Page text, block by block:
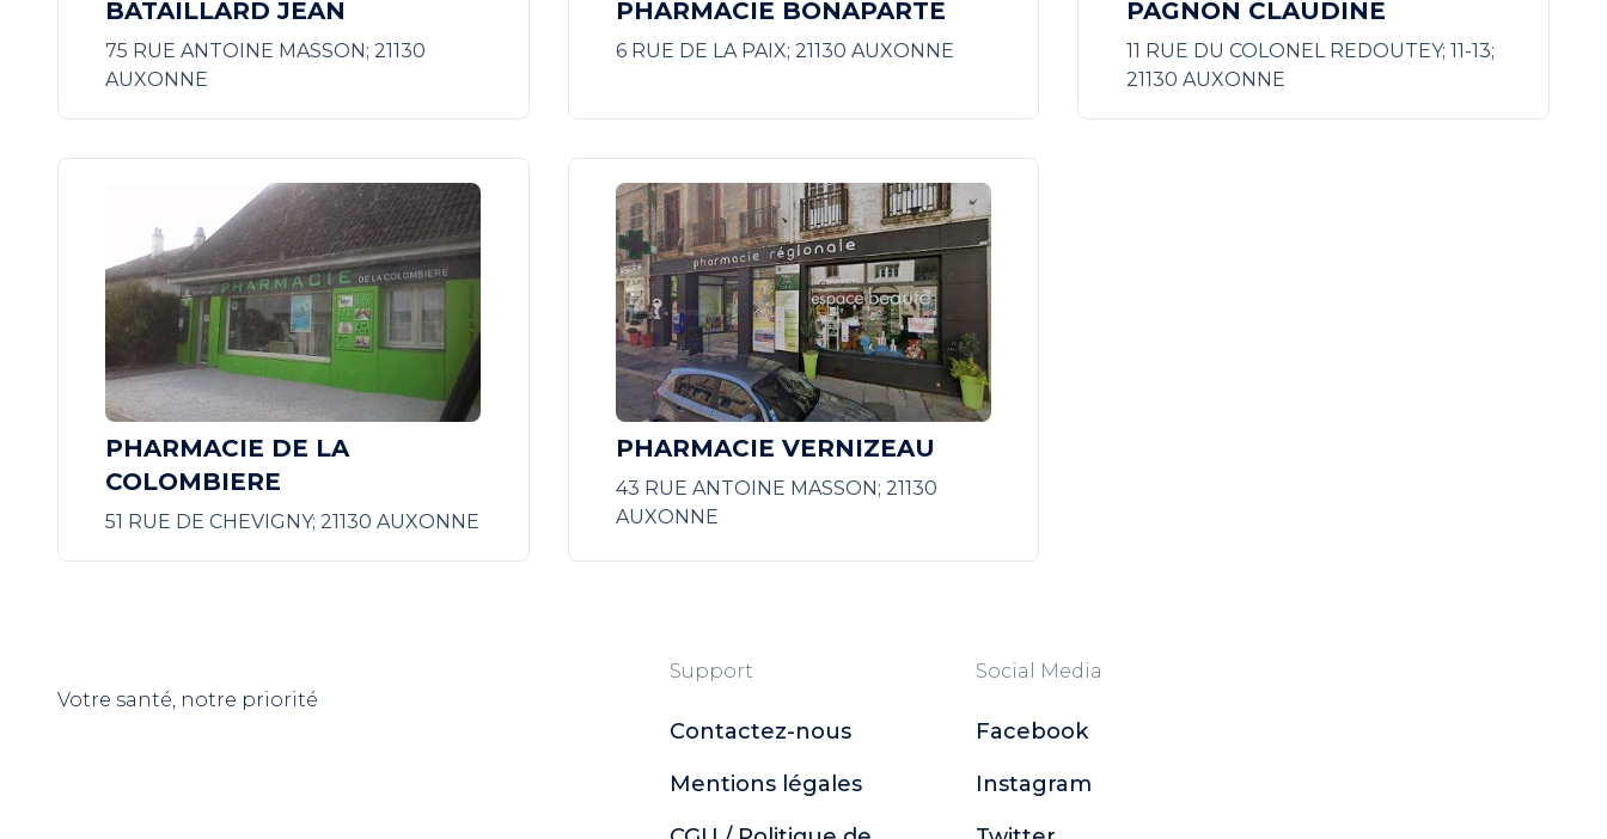
BATAILLARD JEAN
75 RUE ANTOINE MASSON; 21130
AUXONNE
PHARMACIE BONAPARTE
6 RUE DE LA PAIX; 21130 AUXONNE
PAGNON CLAUDINE
11 RUE DU COLONEL REDOUTEY; 11-13;
21130 AUXONNE
PHARMACIE DE LA
COLOMBIERE
51 RUE DE CHEVIGNY; 21130 AUXONNE
PHARMACIE VERNIZEAU
43 RUE ANTOINE MASSON; 21130
AUXONNE
Votre santé, notre priorité
Support
Contactez-nous
Mentions légales
Social Media
Facebook
Instagram